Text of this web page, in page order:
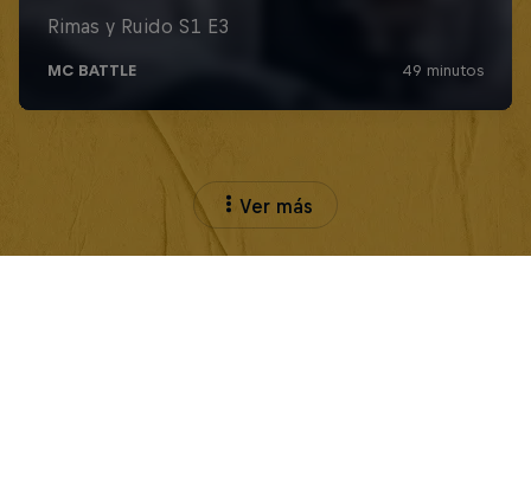
Ver más